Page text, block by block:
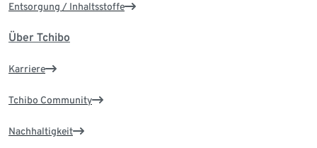
Entsorgung / Inhaltsstoffe
Über Tchibo
Karriere
Tchibo Community
Nachhaltigkeit